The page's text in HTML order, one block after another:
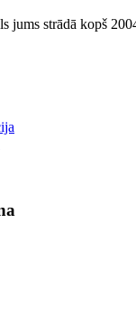
jums strādā kopš